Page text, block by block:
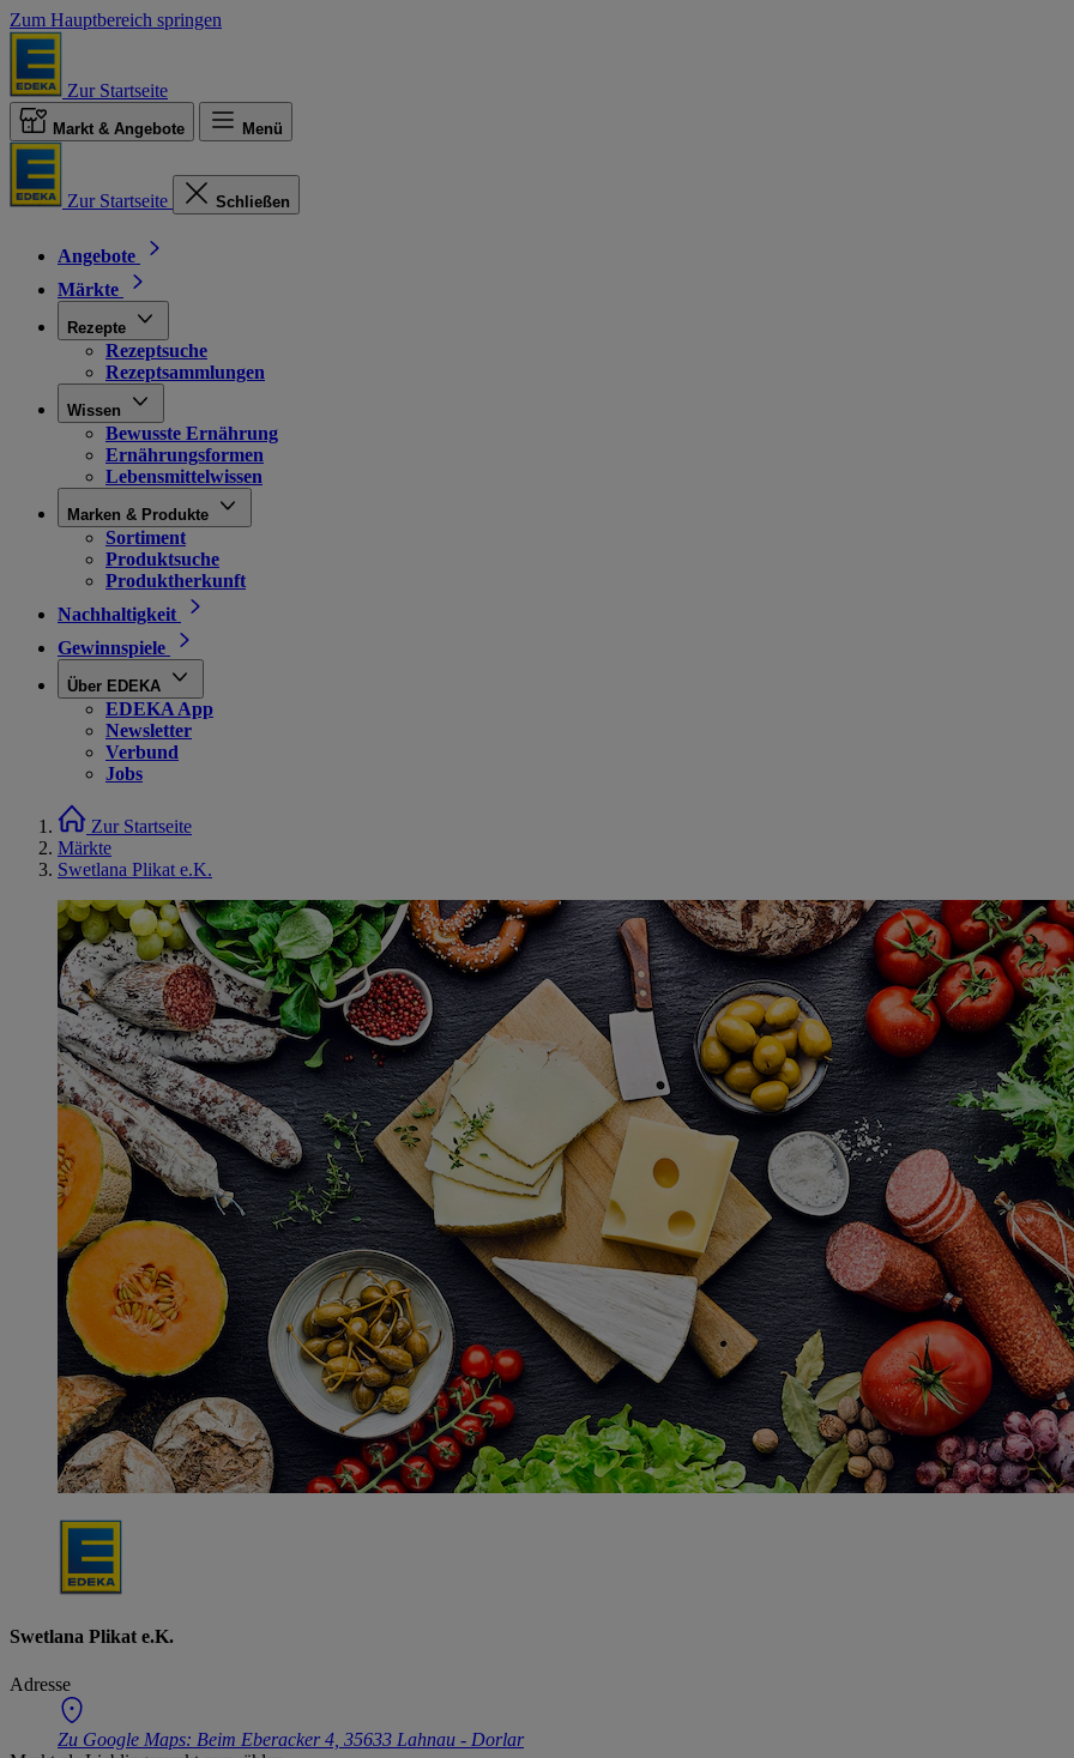
Zum Hauptbereich springen
Zur Startseite
Markt & Angebote Menü
Zur Startseite Schließen
Angebote
Märkte
Rezepte
Rezeptsuche
Rezeptsammlungen
Wissen
Bewusste Ernährung
Ernährungsformen
Lebensmittelwissen
Marken & Produkte
Sortiment
Produktsuche
Produktherkunft
Nachhaltigkeit
Gewinnspiele
Über EDEKA
EDEKA App
Newsletter
Verbund
Jobs
Zur Startseite
Märkte
Swetlana Plikat e.K.
Swetlana Plikat e.K.
Adresse
Zu Google Maps: Beim Eberacker 4, 35633 Lahnau - Dorlar